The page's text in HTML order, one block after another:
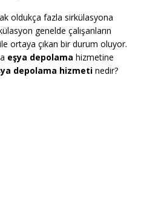
oldukça fazla sirkülasyona
genelde çalışanların
ortaya çıkan bir durum oluyor.
eşya depolama hizmetine
depolama hizmeti nedir?